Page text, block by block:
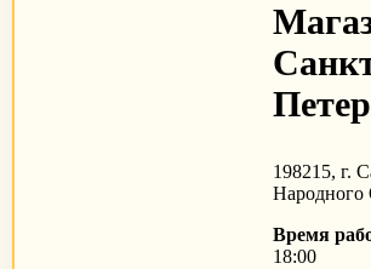
198215, г.
Народного
Время
18:00